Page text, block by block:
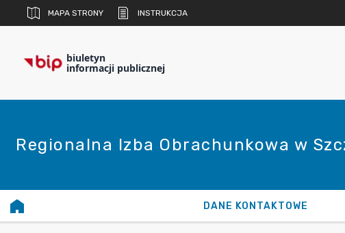
MAPA STRONY INSTRUKCJA
biuletyn
informacji publicznej
Regionalna Izba Obrachunkowa w
DANE KONTAKTOWE